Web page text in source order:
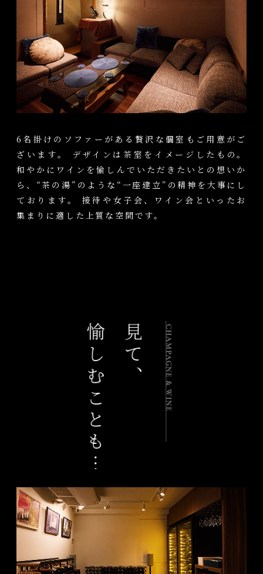
6名掛けのソファーがある贅沢な個室もご用意がご
ざいます。 デザインは茶室をイメージしたもの。
和やかにワインを愉しんでいただきたいとの想いか
ら、“茶の湯”のような“一座建立”の精神を大事にし
ております。 接待や女子会、ワイン会といったお
集まりに適した上質な空間です。